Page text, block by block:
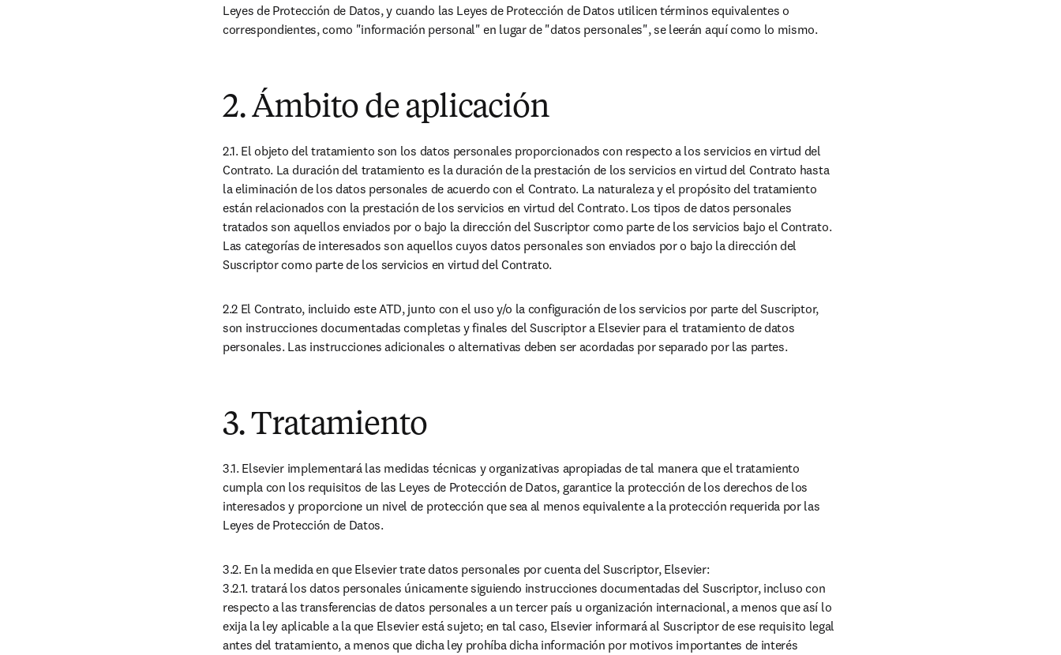
Leyes de Protección de Datos, y cuando las Leyes de Protección de Datos utilicen términos equivalentes o
correspondientes, como "información personal" en lugar de "datos personales", se leerán aquí como lo mismo.
2. Ámbito de aplicación
2.1. El objeto del tratamiento son los datos personales proporcionados con respecto a los servicios en virtud del
Contrato. La duración del tratamiento es la duración de la prestación de los servicios en virtud del Contrato hasta
la eliminación de los datos personales de acuerdo con el Contrato. La naturaleza y el propósito del tratamiento
están relacionados con la prestación de los servicios en virtud del Contrato. Los tipos de datos personales
tratados son aquellos enviados por o bajo la dirección del Suscriptor como parte de los servicios bajo el Contrato.
Las categorías de interesados son aquellos cuyos datos personales son enviados por o bajo la dirección del
Suscriptor como parte de los servicios en virtud del Contrato.
2.2 El Contrato, incluido este ATD, junto con el uso y/o la configuración de los servicios por parte del Suscriptor,
son instrucciones documentadas completas y finales del Suscriptor a Elsevier para el tratamiento de datos
personales. Las instrucciones adicionales o alternativas deben ser acordadas por separado por las partes.
3. Tratamiento
3.1. Elsevier implementará las medidas técnicas y organizativas apropiadas de tal manera que el tratamiento
cumpla con los requisitos de las Leyes de Protección de Datos, garantice la protección de los derechos de los
interesados y proporcione un nivel de protección que sea al menos equivalente a la protección requerida por las
Leyes de Protección de Datos.
3.2. En la medida en que Elsevier trate datos personales por cuenta del Suscriptor, Elsevier:
3.2.1. tratará los datos personales únicamente siguiendo instrucciones documentadas del Suscriptor, incluso con
respecto a las transferencias de datos personales a un tercer país u organización internacional, a menos que así lo
exija la ley aplicable a la que Elsevier está sujeto; en tal caso, Elsevier informará al Suscriptor de ese requisito legal
antes del tratamiento, a menos que dicha ley prohíba dicha información por motivos importantes de interés